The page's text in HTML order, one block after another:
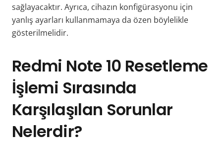
sağlayacaktır. Ayrıca, cihazın konfigürasyonu için
yanlış ayarları kullanmamaya da özen böylelikle
gösterilmelidir.
Redmi Note 10 Resetleme
İşlemi Sırasında
Karşılaşılan Sorunlar
Nelerdir?